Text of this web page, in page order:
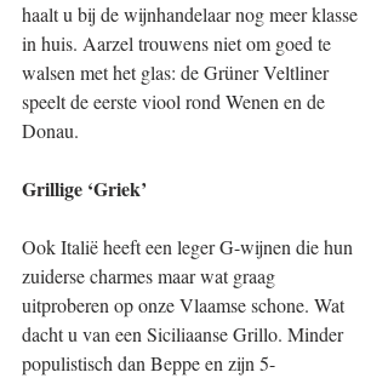
haalt u bij de wijnhandelaar nog meer klasse
in huis. Aarzel trouwens niet om goed te
walsen met het glas: de Grüner Veltliner
speelt de eerste viool rond Wenen en de
Donau.
Grillige ‘Griek’
Ook Italië heeft een leger G-wijnen die hun
zuiderse charmes maar wat graag
uitproberen op onze Vlaamse schone. Wat
dacht u van een Siciliaanse Grillo. Minder
populistisch dan Beppe en zijn 5-